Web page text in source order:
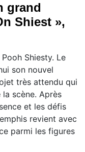
grand
Shiest »,
Shiesty. Le
son nouvel
très attendu qui
scène. Après
et les défis
revient avec
parmi les figures